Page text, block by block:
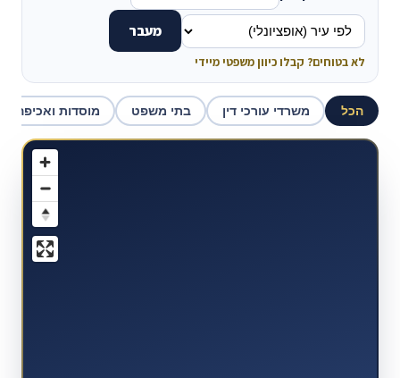
מעבר
לא בטוחים? קבלו כיוון משפטי מיידי
הכל משרדי עורכי דין בתי משפט מוסדות ואכיפה